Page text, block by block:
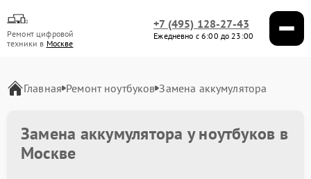
Ремонт цифровой
техники в Москве
+7 (495) 128-27-43
Ежедневно с 6:00 до 23:00
Главная Ремонт ноутбуков Замена аккумулятора
Замена аккумулятора у ноутбуков в
Москве